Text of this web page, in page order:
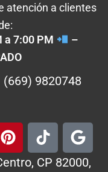
atención a clientes
a 7:00 PM
–
(669) 9820748
CP 82000,